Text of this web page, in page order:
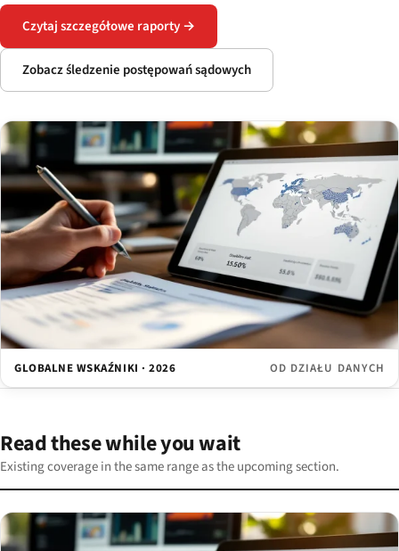
Czytaj szczegółowe raporty →
Zobacz śledzenie postępowań sądowych
GLOBALNE WSKAŹNIKI · 2026 OD DZIAŁU DANYCH
Read these while you wait
Existing coverage in the same range as the upcoming section.